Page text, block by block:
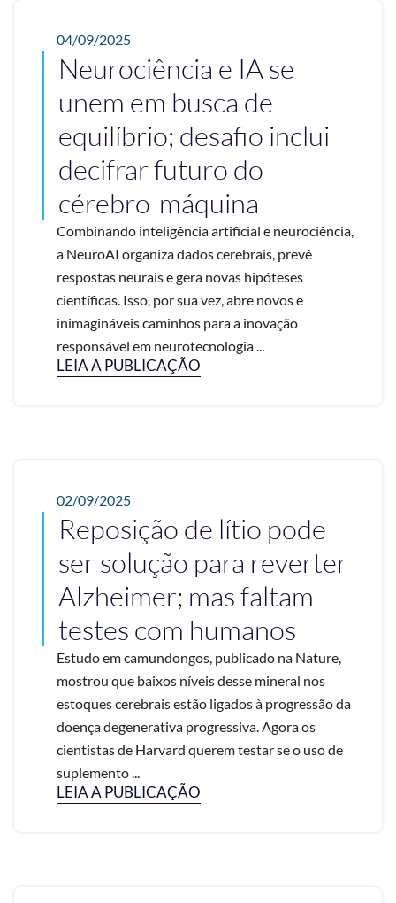
04/09/2025
Neurociência e IA se
unem em busca de
equilíbrio; desafio inclui
decifrar futuro do
cérebro-máquina
Combinando inteligência artificial e neurociência,
a NeuroAI organiza dados cerebrais, prevê
respostas neurais e gera novas hipóteses
científicas. Isso, por sua vez, abre novos e
inimagináveis caminhos para a inovação
responsável em neurotecnologia ...
LEIA A PUBLICAÇÃO
02/09/2025
Reposição de lítio pode
ser solução para reverter
Alzheimer; mas faltam
testes com humanos
Estudo em camundongos, publicado na Nature,
mostrou que baixos níveis desse mineral nos
estoques cerebrais estão ligados à progressão da
doença degenerativa progressiva. Agora os
cientistas de Harvard querem testar se o uso de
suplemento ...
LEIA A PUBLICAÇÃO